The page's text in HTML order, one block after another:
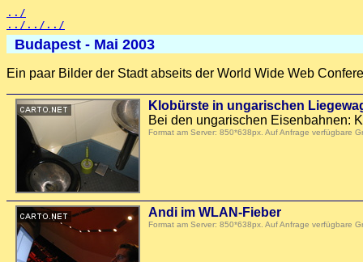
../
../../../
Budapest - Mai 2003
Ein paar Bilder der Stadt abseits der World Wide Web
Klobürste in ungarischen
Bei den ungarischen Eisenbahnen:
Format am Server: 850*638px. Auf Anfrage verfügbare
Andi im WLAN-Fieber
Format am Server: 850*638px. Auf Anfrage verfügbare